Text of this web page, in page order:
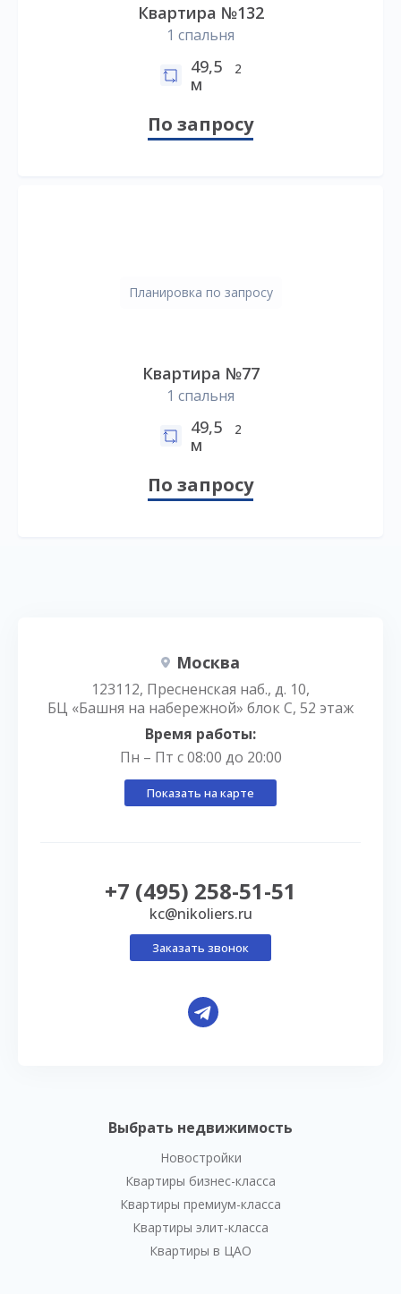
Квартира №132
1 спальня
49,5
м
2
По запросу
Планировка по запросу
Квартира №77
1 спальня
49,5
м
2
По запросу
Выбрать недвижимость
Новостройки
Квартиры бизнес-класса
Квартиры премиум-класса
Квартиры элит-класса
Квартиры в ЦАО
Москва
123112, Пресненская наб., д. 10,
БЦ «Башня на набережной» блок С, 52 этаж
Время работы:
Пн – Пт с 08:00 до 20:00
Показать на карте
+7 (495) 258-51-51
kc@nikoliers.ru
Заказать звонок